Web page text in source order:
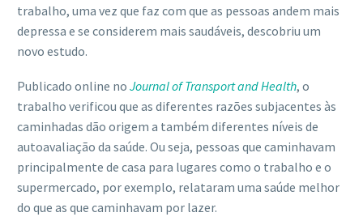
trabalho, uma vez que faz com que as pessoas andem mais
depressa e se considerem mais saudáveis, descobriu um
novo estudo.
Publicado online no Journal of Transport and Health, o
trabalho verificou que as diferentes razões subjacentes às
caminhadas dão origem a também diferentes níveis de
autoavaliação da saúde. Ou seja, pessoas que caminhavam
principalmente de casa para lugares como o trabalho e o
supermercado, por exemplo, relataram uma saúde melhor
do que as que caminhavam por lazer.